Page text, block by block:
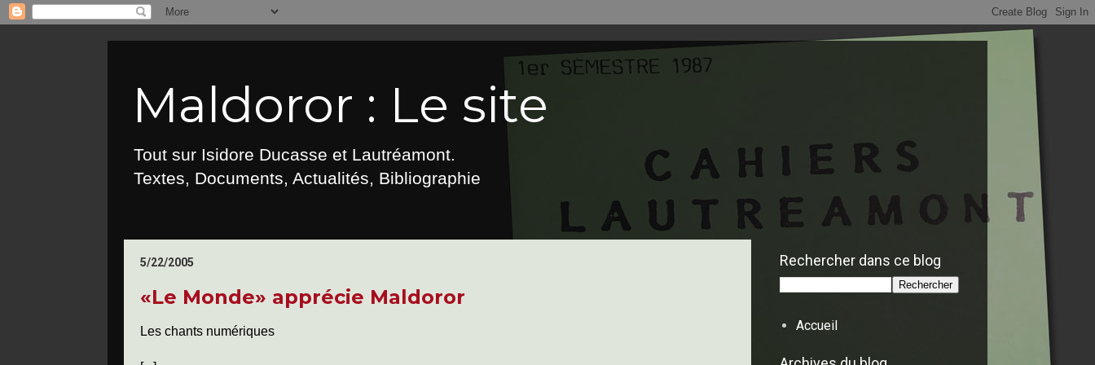
Maldoror : Le site
Tout sur Isidore Ducasse et Lautréamont.
Textes, Documents, Actualités, Bibliographie
5/22/2005
«Le Monde» apprécie Maldoror
Les chants numériques
Rechercher dans ce blog
Accueil